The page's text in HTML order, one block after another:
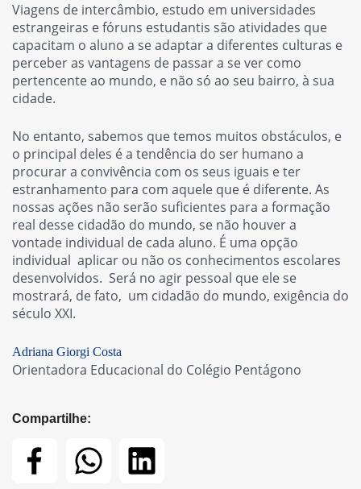
Viagens de intercâmbio, estudo em universidades
estrangeiras e fóruns estudantis são atividades que
capacitam o aluno a se adaptar a diferentes culturas e
perceber as vantagens de passar a se ver como
pertencente ao mundo, e não só ao seu bairro, à sua
cidade.
No entanto, sabemos que temos muitos obstáculos, e
o principal deles é a tendência do ser humano a
procurar a convivência com os seus iguais e ter
estranhamento para com aquele que é diferente. As
nossas ações não serão suficientes para a formação
real desse cidadão do mundo, se não houver a
vontade individual de cada aluno. É uma opção
individual aplicar ou não os conhecimentos escolares
desenvolvidos. Será no agir pessoal que ele se
mostrará, de fato, um cidadão do mundo, exigência do
século XXI.
Adriana Giorgi Costa
Orientadora Educacional do Colégio Pentágono
Compartilhe: